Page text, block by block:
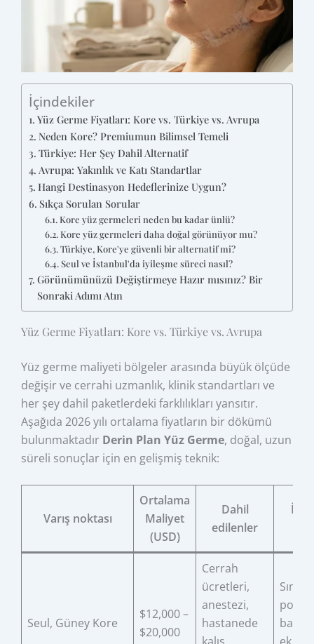
İçindekiler
Yüz Germe Fiyatları: Kore vs. Türkiye vs. Avrupa
Neden Kore? Premiumun Bilimsel Temeli
Türkiye: Her Şey Dahil Alternatif
Avrupa: Yakınlık ve Katı Standartlar
Hangi Destinasyon Hedeflerinize Uygun?
Sıkça Sorulan Sorular
Kore yüz germeleri neden bu kadar ünlü?
Kore yüz germeleri daha doğal görünüyor mu?
Türkiye, Kore'ye güvenli bir alternatif mi?
Seul ve İstanbul'da iyileşme süreci nasıl?
Görünümünüzü Değiştirmeye Hazır mısınız? Bir
Sonraki Adımı Atın
Yüz Germe Fiyatları: Kore vs. Türkiye vs. Avrupa
Yüz germe maliyeti bölgeler arasında büyük ölçüde
değişir ve cerrahi uzmanlık, klinik standartları ve
her şey dahil paketlerdeki farklılıkları yansıtır.
Aşağıda 2026 yılı ortalama fiyatların bir dökümü
bulunmaktadır Derin Plan Yüz Germe, doğal, uzun
süreli sonuçlar için en gelişmiş teknik:
Varış noktası
Ortalama
Maliyet
(USD)
Dahil
edilenler
Seul, Güney Kore
$12,000 –
$20,000
Cerrah
ücretleri,
anestezi,
hastanede
Sınırlı;